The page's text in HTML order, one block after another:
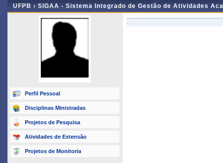
UFPB › SIGAA - Sistema Integrado de Gestão de Atividades
Perfil Pessoal
Disciplinas Ministradas
Projetos de Pesquisa
Atividades de Extensão
Projetos de Monitoria
-